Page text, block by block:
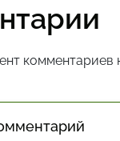
комментариев